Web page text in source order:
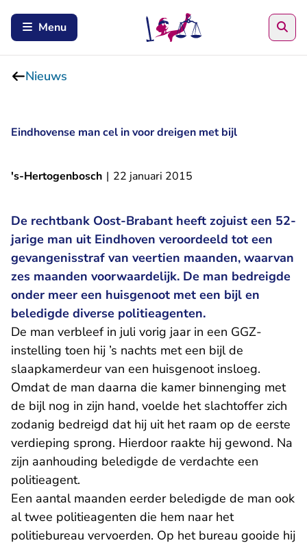
Menu
Nieuws
Eindhovense man cel in voor dreigen met bijl
's-Hertogenbosch | 22 januari 2015
De rechtbank Oost-Brabant heeft zojuist een 52-
jarige man uit Eindhoven veroordeeld tot een
gevangenisstraf van veertien maanden, waarvan
zes maanden voorwaardelijk. De man bedreigde
onder meer een huisgenoot met een bijl en
beledigde diverse politieagenten.
De man verbleef in juli vorig jaar in een GGZ-
instelling toen hij ’s nachts met een bijl de
slaapkamerdeur van een huisgenoot insloeg.
Omdat de man daarna die kamer binnenging met
de bijl nog in zijn hand, voelde het slachtoffer zich
zodanig bedreigd dat hij uit het raam op de eerste
verdieping sprong. Hierdoor raakte hij gewond. Na
zijn aanhouding beledigde de verdachte een
politieagent.
Een aantal maanden eerder beledigde de man ook
al twee politieagenten die hem naar het
politiebureau vervoerden. Op het bureau gooide hij